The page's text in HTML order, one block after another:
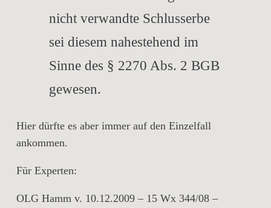
nicht verwandte Schlusserbe
sei diesem nahestehend im
Sinne des § 2270 Abs. 2 BGB
gewesen.
Hier dürfte es aber immer auf den Einzelfall
ankommen.
Für Experten:
OLG Hamm v. 10.12.2009 – 15 Wx 344/08 –